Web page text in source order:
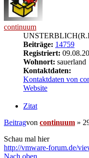
continuum
Beiträge: 14759
Registriert:
Wohnort: sauerland
Kontaktdaten:
Kontaktdaten von
Website
Zitat
Beitragvon continuum »
Schau mal hier
http://vmware-forum.de/